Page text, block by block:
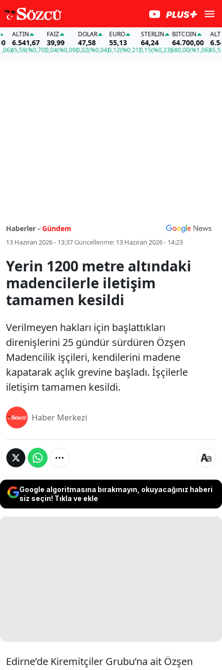
ALTIN
6.541,67
45,59(%0,70)
FAİZ
39,99
0,04(%0,09)
DOLAR
47,58
0,02(%0,04)
EURO
55,13
0,12(%0,21)
STERLIN
64,24
0,15(%0,23)
BITCOIN
64.700,00
680,00(%1,06)
ALTIN
45,59
Haberler - Gündem
13 Haziran 2026 - 13:37Güncellenme: 13 Haziran 2026 - 14:23
Yerin 1200 metre altındaki
madencilerle iletişim
tamamen kesildi
Verilmeyen hakları için başlattıkları
direnişlerini 25 gündür sürdüren Özşen
Madencilik işçileri, kendilerini madene
kapatarak açlık grevine başladı. İşçilerle
iletişim tamamen kesildi.
Haber Merkezi
Google algoritmasına bırakmayın, okuyacağınız haberi
siz seçin! Tıkla ve ekle
Edirne’de Kiremitçiler Grubu’na ait Özşen